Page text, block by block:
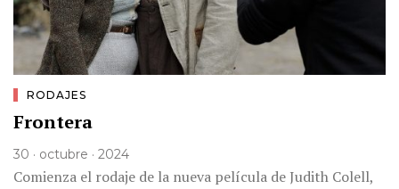
RODAJES
Frontera
30 · octubre · 2024
Comienza el rodaje de la nueva película de Judith Colell,